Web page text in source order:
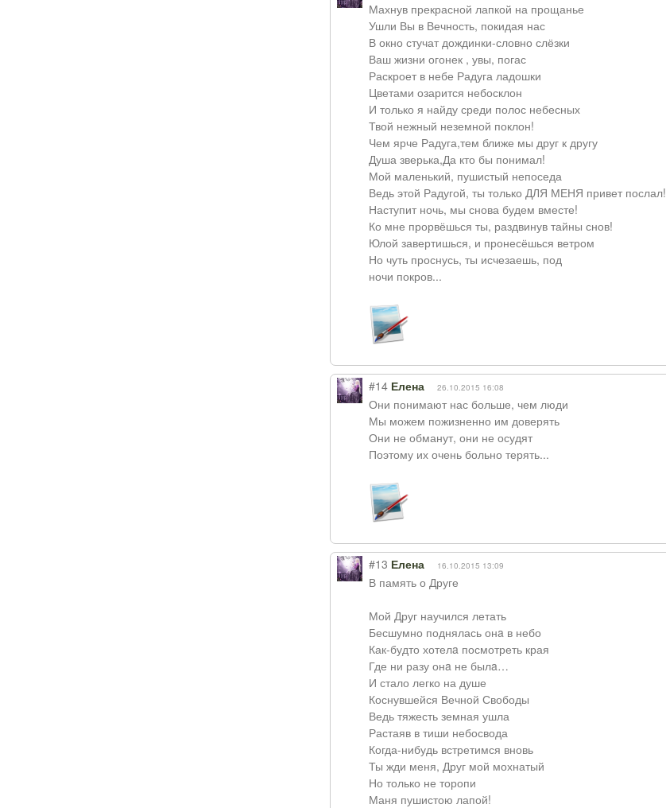
Махнув прекрасной лапкой на прощанье
Ушли Вы в Вечность, покидая нас
В окно стучат дождинки-словно слёзки
Ваш жизни огонек , увы, погас
Раскроет в небе Радуга ладошки
Цветами озарится небосклон
И только я найду среди полос небесных
Твой нежный неземной поклон!
Чем ярче Радуга,тем ближе мы друг к другу
Душа зверька,Да кто бы понимал!
Мой маленький, пушистый непоседа
Ведь этой Радугой, ты только ДЛЯ МЕНЯ привет послал!
Наступит ночь, мы снова будем вместе!
Ко мне прорвёшься ты, раздвинув тайны снов!
Юлой завертишься, и пронесёшься ветром
Но чуть проснусь, ты исчезаешь, под
ночи покров...
#14 Елена 26.10.2015 16:08
Они понимают нас больше, чем люди
Мы можем пожизненно им доверять
Они не обманут, они не осудят
Поэтому их очень больно терять...
#13 Елена 16.10.2015 13:09
В память о Друге
Мой Друг научился летать
Бесшумно поднялась онa в небо
Как-будто хотелa посмотреть края
Где ни разу онa не былa…
И стало легко на душе
Коснувшейся Вечной Свободы
Ведь тяжесть земная ушла
Растаяв в тиши небосвода
Когда-нибудь встретимся вновь
Ты жди меня, Друг мой мохнатый
Но только не торопи
Маня пушистою лапой!